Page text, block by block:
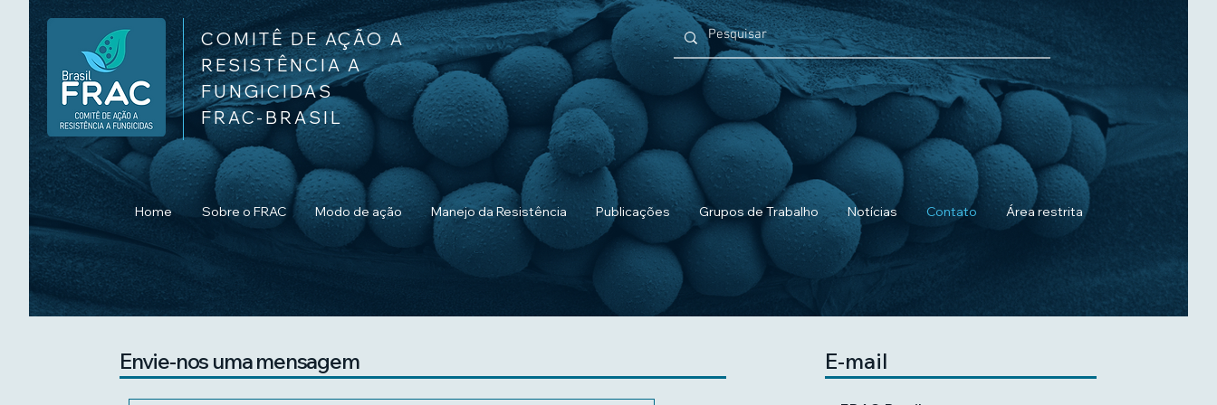
Home Sobre o FRAC Modo de ação Manejo da Resistência Publicações Grupos de Trabalho Notícias Contato Área restrita
COMITÊ DE AÇÃO A
RESISTÊNCIA A
FUNGICIDAS
FRAC-BRASIL
Envie-nos uma mensagem E-mail